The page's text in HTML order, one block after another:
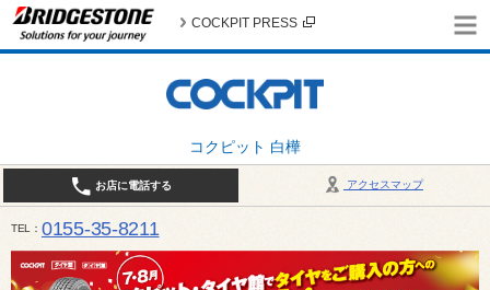
コクピット 白樺
COCKPIT PRESS
アクセスマップ
お店に電話する
TEL 0155-35-8211
10:00～18:30 （作業受付17:30最終） / 定休日：7月定休日 1日、7日、8日、14日、15日、21